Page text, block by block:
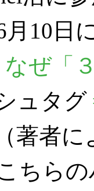
10日
ぜ「
ュタグ
著者
ちら